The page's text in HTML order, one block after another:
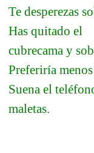
Te desperezas
Has quitado el
cubrecama y
Preferiría
Suena el
maletas.